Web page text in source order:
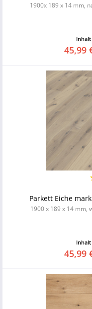
1900x 189 x 14 mm,
Inhalt
45,99
Parkett Eiche
1900 x 189 x 14 mm,
Inhalt
45,99